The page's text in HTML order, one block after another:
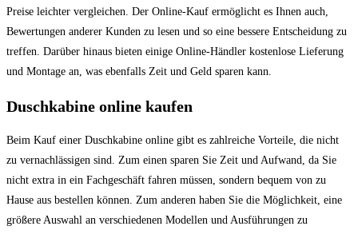
Preise leichter vergleichen. Der Online-Kauf ermöglicht es Ihnen auch,
Bewertungen anderer Kunden zu lesen und so eine bessere Entscheidung zu
treffen. Darüber hinaus bieten einige Online-Händler kostenlose Lieferung
und Montage an, was ebenfalls Zeit und Geld sparen kann.
Duschkabine online kaufen
Beim Kauf einer Duschkabine online gibt es zahlreiche Vorteile, die nicht
zu vernachlässigen sind. Zum einen sparen Sie Zeit und Aufwand, da Sie
nicht extra in ein Fachgeschäft fahren müssen, sondern bequem von zu
Hause aus bestellen können. Zum anderen haben Sie die Möglichkeit, eine
größere Auswahl an verschiedenen Modellen und Ausführungen zu